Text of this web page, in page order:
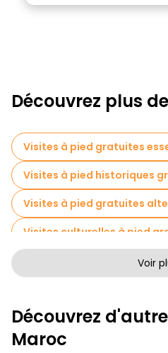
Découvrez plus
Visites à pied gratuites
Visites à pied historiques
Visites à pied gratuites
Visites culturelles à pied
Visites à pied sans art à Fès
Musées en Fès
Visite gratuite de la vieille
Voir
Découvrez
Maroc